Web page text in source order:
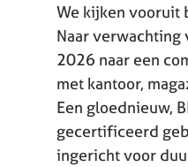
We kijken vooruit
Naar
2026 naar een
met kantoor,
Een gloednieuw,
gecertificeerd
ingericht voor